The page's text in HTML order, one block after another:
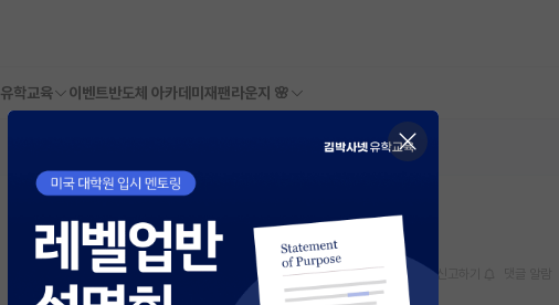
유학교육 이벤트반도체 아카데미 재팬라운지 🌸
스크랩 신고하기